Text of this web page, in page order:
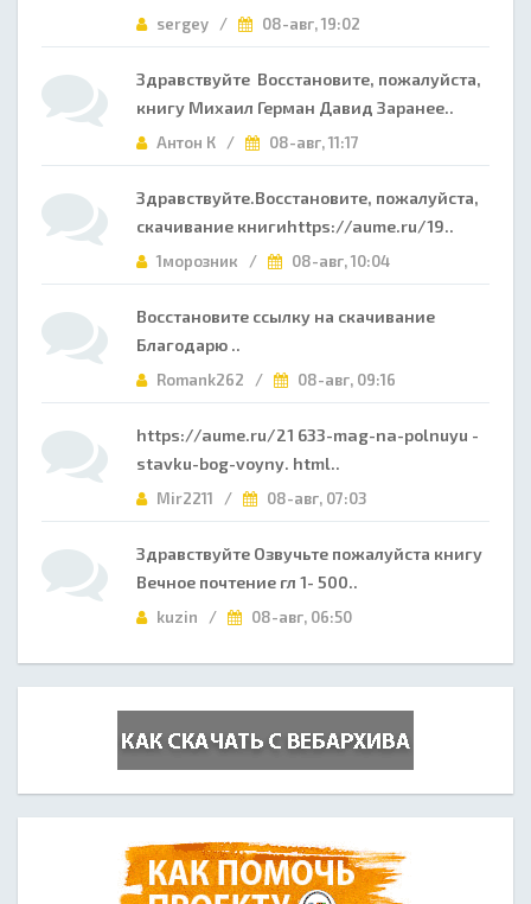
sergey / 08-авг, 19:02
Здравствуйте Восстановите, пожалуйста,
книгу Михаил Герман Давид Заранее..
Антон К / 08-авг, 11:17
Здравствуйте.Восстановите, пожалуйста,
скачивание книгиhttps://aume.ru/19..
1морозник / 08-авг, 10:04
Восстановите ссылку на скачивание
Благодарю ..
Romank262 / 08-авг, 09:16
https://aume.ru/21 633-mag-na-polnuyu -
stavku-bog-voyny. html..
Mir2211 / 08-авг, 07:03
Здравствуйте Озвучьте пожалуйста книгу
Вечное почтение гл 1- 500..
kuzin / 08-авг, 06:50